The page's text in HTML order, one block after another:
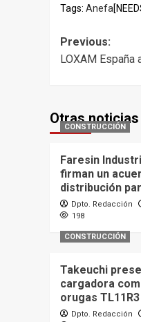
Tags: Anefa
Post
Previous:
LOXAM España
Otras noticias
CONSTRUCCIÓN
Faresin
firman un
distribución
Dpto. Redacción
198
CONSTRUCCIÓN
Takeuchi
cargadora
orugas TL11R3
Dpto. Redacción